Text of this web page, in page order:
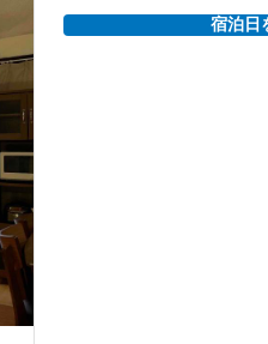
宿泊日